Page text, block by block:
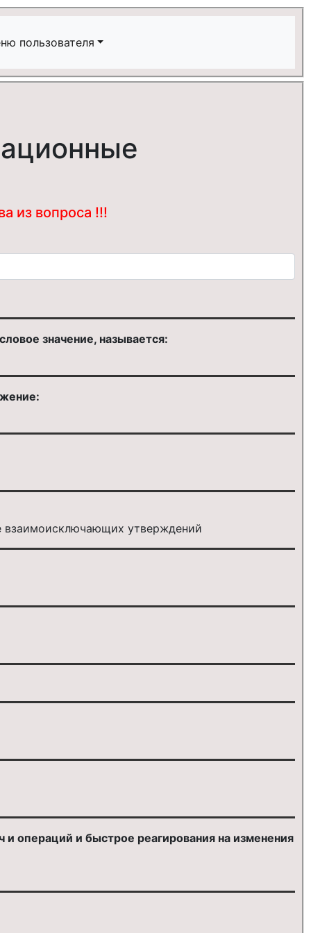
пользователя
из вопроса !!!
значение, называется:
взаимоисключающих утверждений
операций и быстрое реагирования на изменения